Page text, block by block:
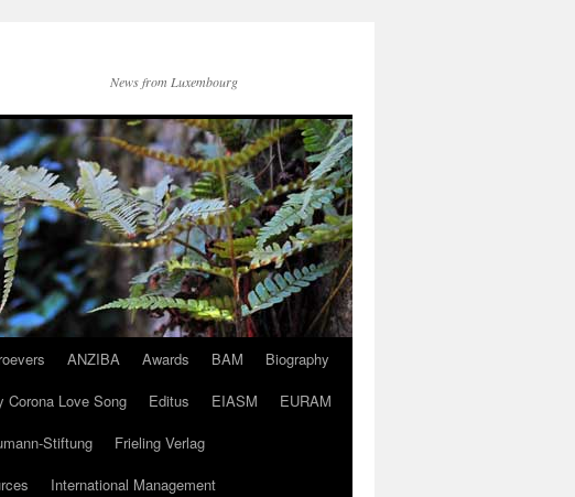
News from Luxembourg
ANZIBA Awards BAM
Biography
Corona Love Song Editus EIASM
EURAM
Stiftung
Frieling Verlag
International Management